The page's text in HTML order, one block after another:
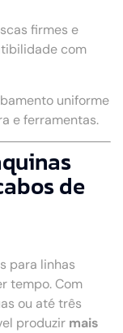
firmes e
com
uniforme
e ferramentas.
de
para linhas
tempo. Com
ou até três
produzir mais